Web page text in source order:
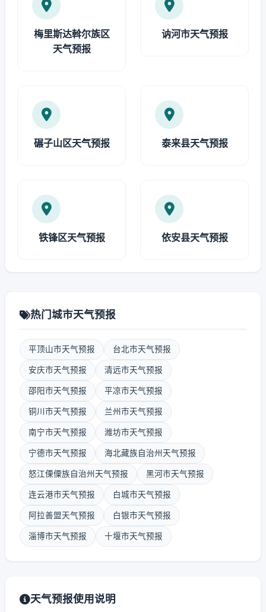
梅里斯达斡尔族区
天气预报
讷河市天气预报
碾子山区天气预报 泰来县天气预报
铁锋区天气预报 依安县天气预报
热门城市天气预报
平顶山市天气预报 台北市天气预报
安庆市天气预报 清远市天气预报
邵阳市天气预报 平凉市天气预报
铜川市天气预报 兰州市天气预报
南宁市天气预报 潍坊市天气预报
宁德市天气预报 海北藏族自治州天气预报
怒江傈僳族自治州天气预报 黑河市天气预报
连云港市天气预报 白城市天气预报
阿拉善盟天气预报 白银市天气预报
淄博市天气预报 十堰市天气预报
天气预报使用说明